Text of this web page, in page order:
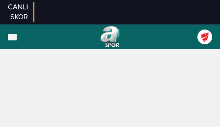
CANLI
SKOR